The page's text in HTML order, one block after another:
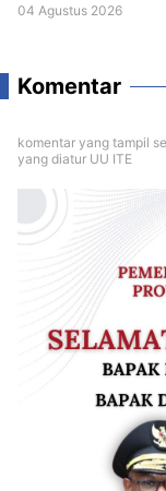
04 Agustus 2026
Komentar
komentar yang tampil
yang diatur UU ITE